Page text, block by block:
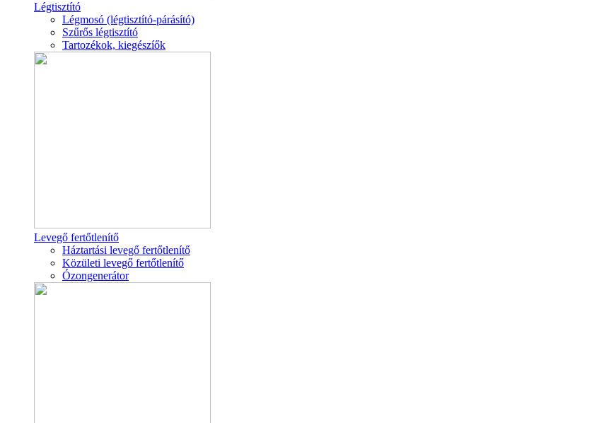
Légtisztító
Légmosó (légtisztító-párásító)
Szűrős légtisztító
Tartozékok, kiegészíők
Levegő fertőtlenítő
Háztartási levegő fertőtlenítő
Közületi levegő fertőtlenítő
Ózongenerátor